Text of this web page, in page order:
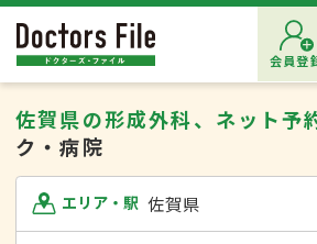
会員登
佐賀県の形成外科、ネット予
ク・病院
エリア・駅 佐賀県